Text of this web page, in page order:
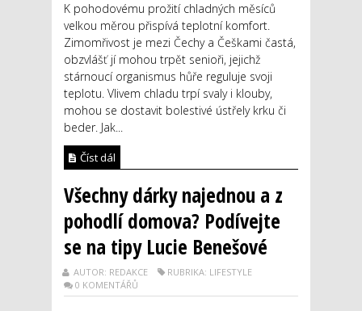
K pohodovému prožití chladných měsíců
velkou měrou přispívá teplotní komfort.
Zimomřivost je mezi Čechy a Češkami častá,
obzvlášť jí mohou trpět senioři, jejichž
stárnoucí organismus hůře reguluje svoji
teplotu. Vlivem chladu trpí svaly i klouby,
mohou se dostavit bolestivé ústřely krku či
beder. Jak...
Číst dál
Všechny dárky najednou a z
pohodlí domova? Podívejte
se na tipy Lucie Benešové
AUTOR: REDAKCE
RUBRIKA: LIFESTYLE
0 KOMENTÁŘŮ